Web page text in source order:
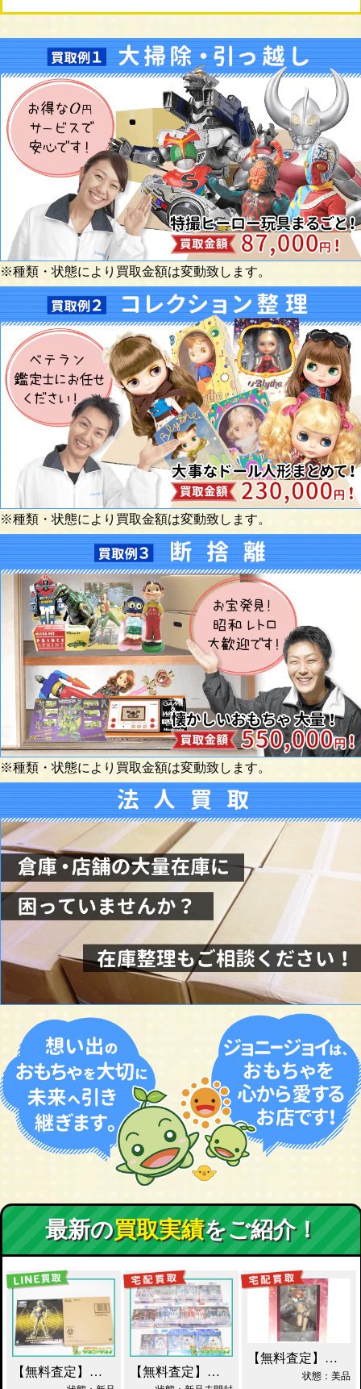
※種類・状態により買取金額は変動致します。
※種類・状態により買取金額は変動致します。
※種類・状態により買取金額は変動致します。
最新の買取実績をご紹介！
【無料査定】昭和レトロ玩具歓迎 ｜ S.I.C. 仮面ライダーオーズ ラトラーターコンボ買取 【無料査定】昭和レトロ玩具歓迎 ｜ ガンダムフィックスフィギュレーション GFF おまとめ買取！
【無料査定】昭和レトロ玩具歓迎 ｜ アルター 百花繚乱 千姫 買取！
状態：美品